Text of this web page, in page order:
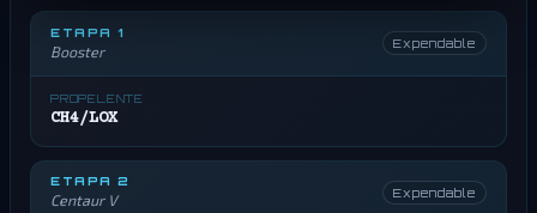
ETAPA 1
Booster Expendable
PROPELENTE
CH4/LOX
ETAPA 2
Centaur V Expendable